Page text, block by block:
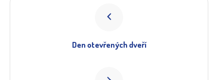
Den otevřených dveří